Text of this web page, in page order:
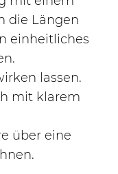
die Längen
einheitliches
lassen.
mit klarem
über eine